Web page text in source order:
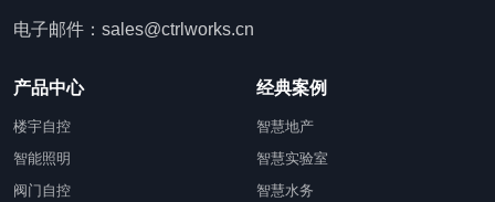
电子邮件：sales@ctrlworks.cn
产品中心
楼宇自控
智能照明
阀门自控
经典案例
智慧地产
智慧实验室
智慧水务